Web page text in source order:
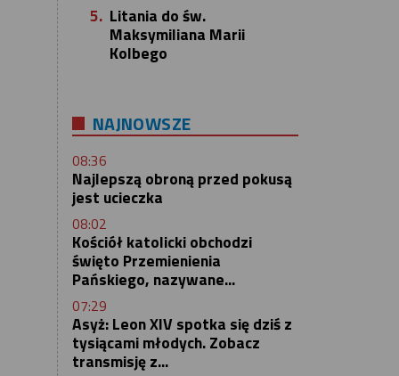
5. Litania do św.
Maksymiliana Marii
Kolbego
NAJNOWSZE
08:36
Najlepszą obroną przed pokusą
jest ucieczka
08:02
Kościół katolicki obchodzi
święto Przemienienia
Pańskiego, nazywane...
07:29
Asyż: Leon XIV spotka się dziś z
tysiącami młodych. Zobacz
transmisję z...